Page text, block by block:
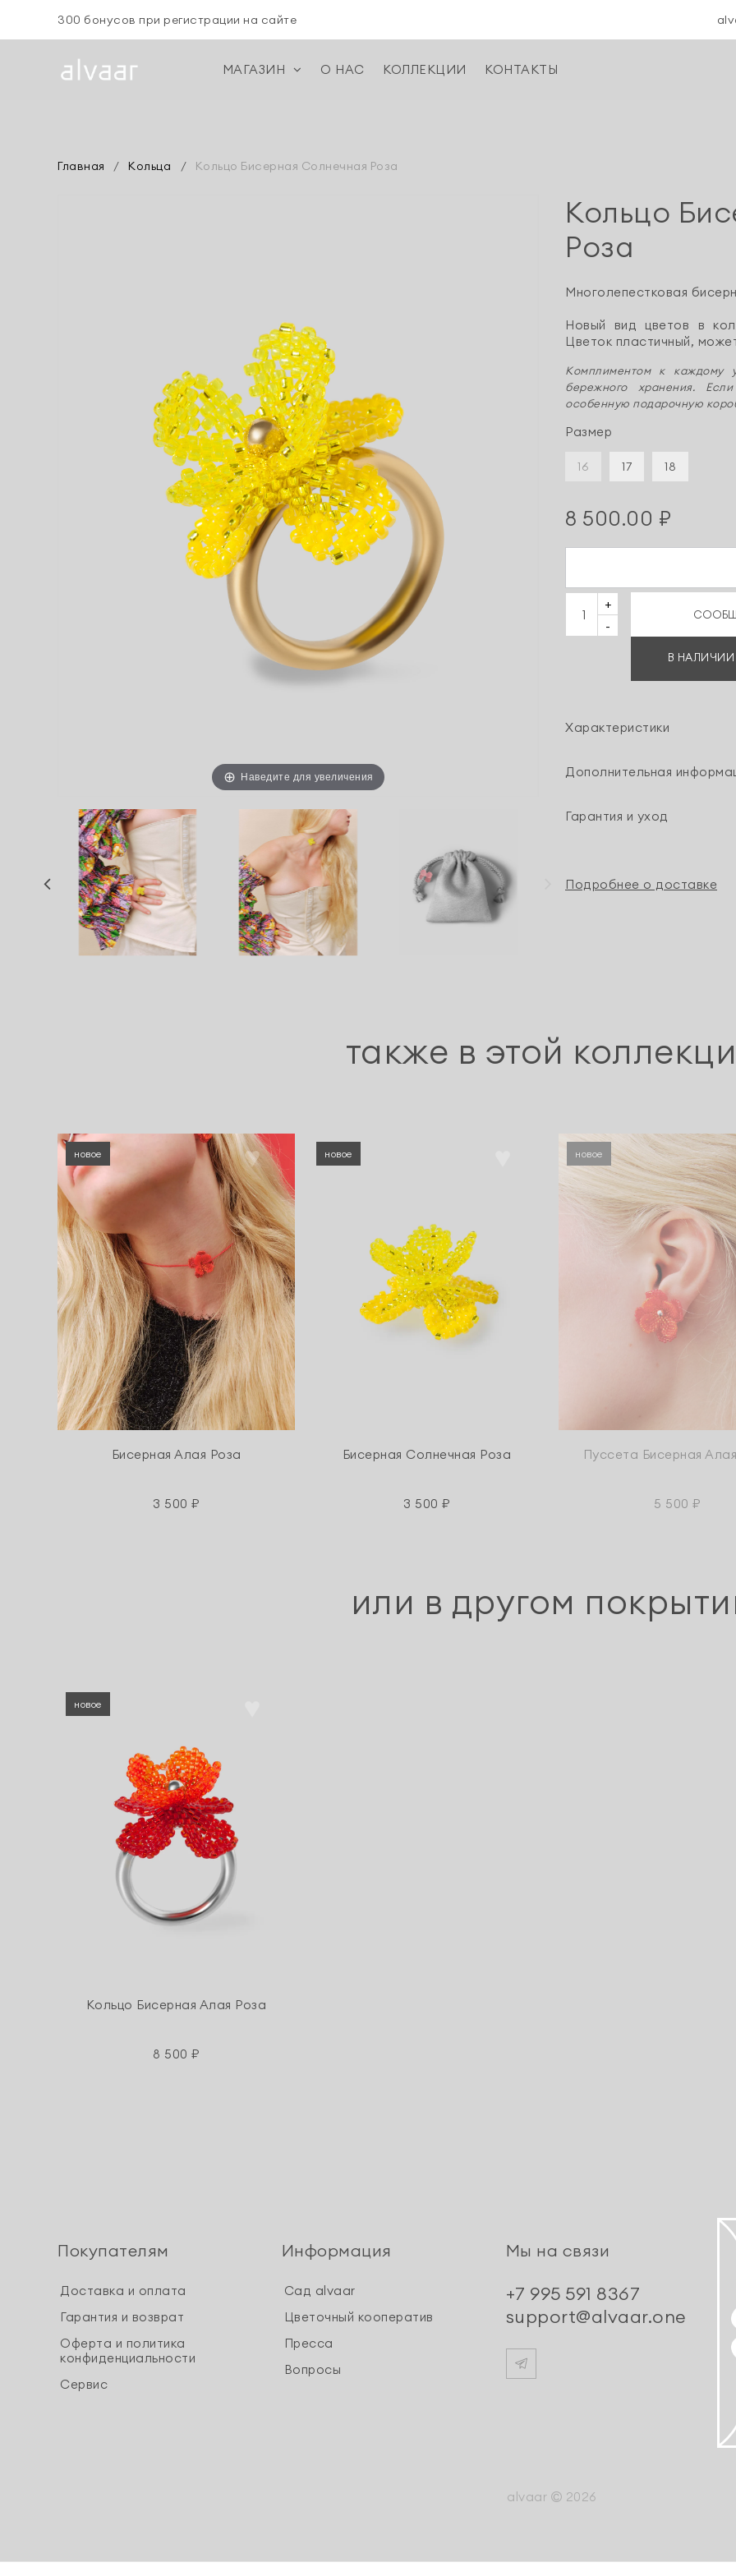
300 бонусов при регистрации на сайте
МАГАЗИН О НАС КОЛЛЕКЦИИ КОНТАКТЫ
Главная / Кольца / Кольцо Бисерная Солнечная Роза
Наведите для увеличения
Кольцо
Роза
Многолепестковая
Новый вид цветов в
Цветок пластичный,
Комплиментом к каждому
бережного хранения.
особенную подарочную
Размер
16 17 18
8 500.00 ₽
-
+
В НАЛИЧИИ
Характеристики
Дополнительная
Гарантия и уход
Подробнее о доставке
также в этой
новое
Бисерная Алая Роза
3 500 ₽
новое
Бисерная Солнечная Роза
3 500 ₽
новое
Пуссета Бисерная
5 500 ₽
или в другом
новое
Кольцо Бисерная Алая Роза
8 500 ₽
Покупателям
Доставка и оплата
Гарантия и возврат
Оферта и политика
конфиденциальности
Сервис
Информация
Сад alvaar
Цветочный кооператив
Пресса
Вопросы
Мы на связи
+7 995 591 8367
support@alvaar.one
alvaar 2026